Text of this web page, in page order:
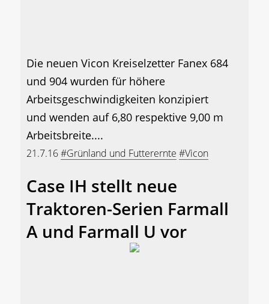
Die neuen Vicon Kreiselzetter Fanex 684
und 904 wurden für höhere
Arbeitsgeschwindigkeiten konzipiert
und wenden auf 6,80 respektive 9,00 m
Arbeitsbreite....
21.7.16#Grünland und Futterernte #Vicon
Case IH stellt neue
Traktoren-Serien Farmall
A und Farmall U vor